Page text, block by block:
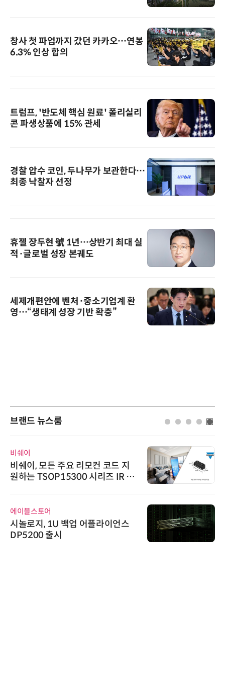
창사 첫 파업까지 갔던 카카오…연봉
6.3% 인상 합의
트럼프, '반도체 핵심 원료' 폴리실리
콘 파생상품에 15% 관세
경찰 압수 코인, 두나무가 보관한다…
최종 낙찰자 선정
휴젤 장두현 號 1년…상반기 최대 실
적·글로벌 성장 본궤도
세제개편안에 벤처·중소기업계 환
영…“생태계 성장 기반 확충”
브랜드 뉴스룸
비쉐이
비쉐이, 모든 주요 리모컨 코드 지
원하는 TSOP15300 시리즈 IR 수
에이블스토어
시놀로지, 1U 백업 어플라이언스
DP5200 출시